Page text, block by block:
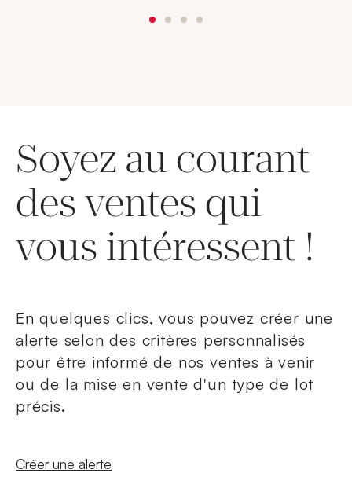
Soyez au courant
des ventes qui
vous intéressent !
En quelques clics, vous pouvez créer une
alerte selon des critères personnalisés
pour être informé de nos ventes à venir
ou de la mise en vente d'un type de lot
précis.
Nouvelle fenêtre
Créer une alerte